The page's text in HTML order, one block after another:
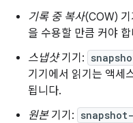
기록 중 복사(COW) 기
을 수용할 만큼 커야
스냅샷기기:
기기에서 읽기는 액세
됩니다.
원본 기기: